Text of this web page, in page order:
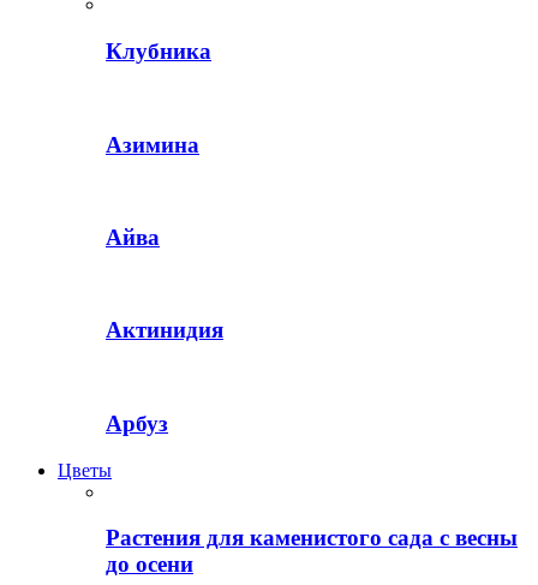
Клубника
Азимина
Айва
Актинидия
Арбуз
Цветы
Растения для каменистого сада с весны
до осени